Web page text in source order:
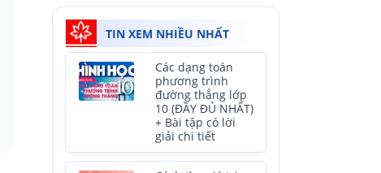
TIN XEM NHIỀU NHẤT
Các dạng toán
phương trình
đường thẳng lớp
10 (ĐẦY ĐỦ NHẤT)
+ Bài tập có lời
giải chi tiết